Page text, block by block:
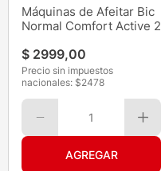
Máquinas de Afeitar Bic
Normal Comfort Active 2
$ 2999,00
Precio sin impuestos
nacionales: $2478
1